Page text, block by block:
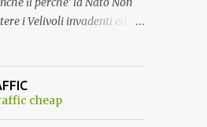
i Velivoli invadenti ed
un'invasione dello spazio
di un robot chiamato
cheap